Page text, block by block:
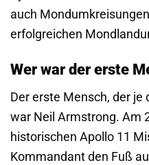
auch
erfolgreichen
Wer war der erste
Der erste Mensch, der
war Neil Armstrong. Am
historischen Apollo 11
Kommandant den Fuß